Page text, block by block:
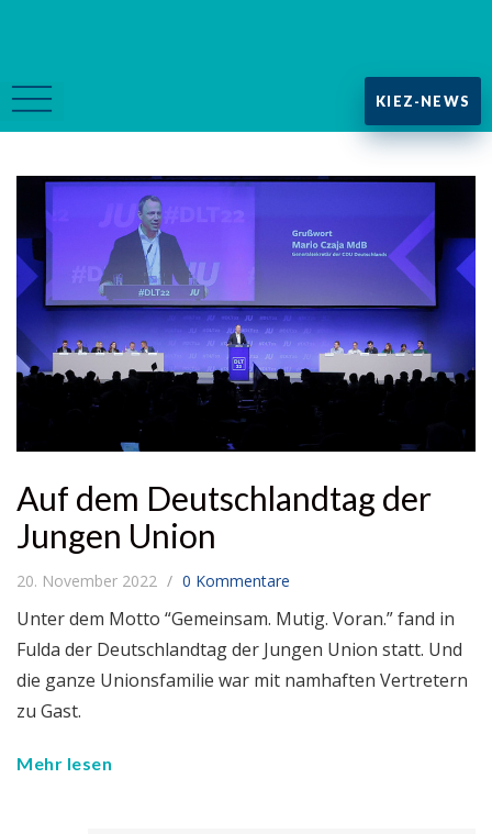
KIEZ-NEWS
Auf dem Deutschlandtag der
Jungen Union
20. November 2022 0 Kommentare
Unter dem Motto “Gemeinsam. Mutig. Voran.” fand in
Fulda der Deutschlandtag der Jungen Union statt. Und
die ganze Unionsfamilie war mit namhaften Vertretern
zu Gast.
Mehr lesen